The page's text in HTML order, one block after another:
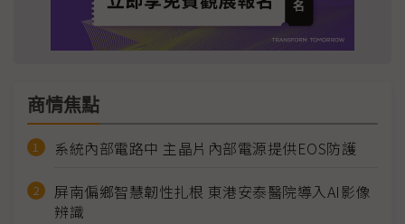
商情焦點
系統內部電路中 主晶片內部電源提供EOS防護
屏南偏鄉智慧韌性扎根 東港安泰醫院導入AI影像
辨識